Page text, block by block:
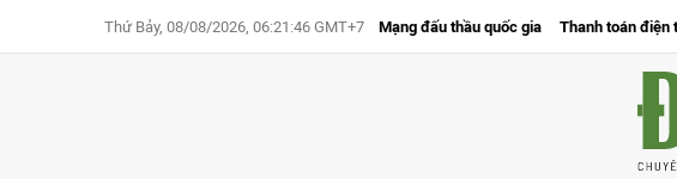
Thứ Bảy, 08/08/2026, 06:21:46 GMT+7 Mạng đấu thầu quốc gia Thanh toán điện